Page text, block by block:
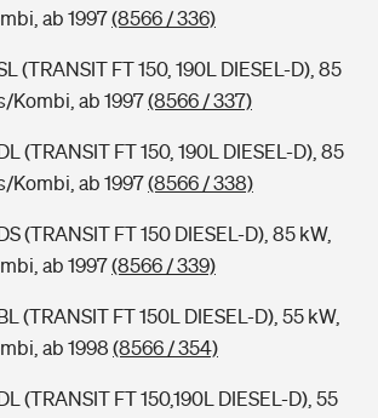
ab 1997(8566 / 336)
(TRANSIT FT 150, 190L DIESEL-D), 85
Kombi, ab 1997(8566 / 337)
(TRANSIT FT 150, 190L DIESEL-D), 85
Kombi, ab 1997(8566 / 338)
(TRANSIT FT 150 DIESEL-D), 85 kW,
ab 1997(8566 / 339)
(TRANSIT FT 150L DIESEL-D), 55 kW,
ab 1998 (8566 / 354)
(TRANSIT FT 150,190L DIESEL-D), 55